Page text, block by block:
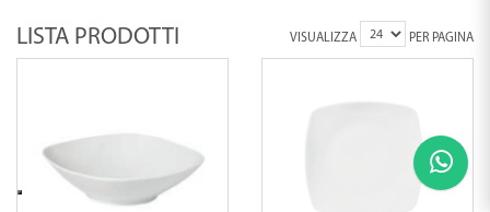
LISTA PRODOTTI VISUALIZZA PER PAGINA